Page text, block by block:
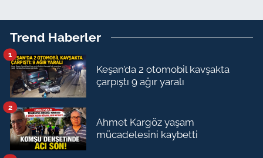
Trend Haberler
Keşan’da 2 otomobil kavşakta
çarpıştı 9 ağır yaralı
1
Ahmet Kargöz yaşam
mücadelesini kaybetti
2